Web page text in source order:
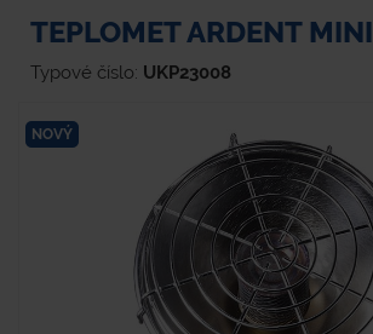
TEPLOMET ARDENT MINI
Typové číslo: UKP23008
NOVÝ